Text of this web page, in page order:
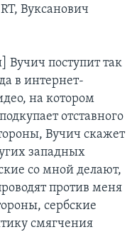
Вуксанович
поступит так
в интернет-
на котором
отставного
Вучич скажет
западных
со мной делают,
против меня
сербские
смягчения